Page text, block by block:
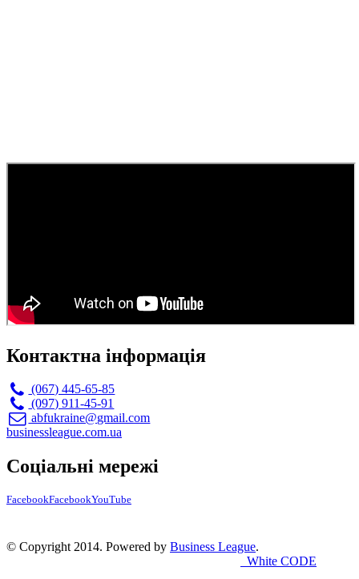
Контактна інформація
(067) 445-65-85
(097) 911-45-91
abfukraine@gmail.com
businessleague.com.ua
Соціальні мережі
FacebookFacebookYouTube
© Copyright 2014. Powered by Business League.
White CODE